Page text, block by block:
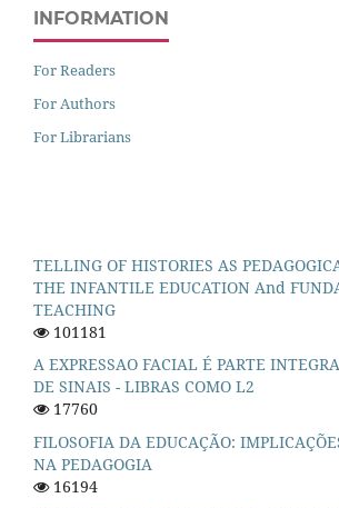
INFORMATION
For Readers
For Authors
For Librarians
TELLING OF HISTORIES AS
THE INFANTILE EDUCATION And
TEACHING
101181
A EXPRESSAO FACIAL É PARTE
DE SINAIS - LIBRAS COMO L2
17760
FILOSOFIA DA EDUCAÇÃO:
NA PEDAGOGIA
16194